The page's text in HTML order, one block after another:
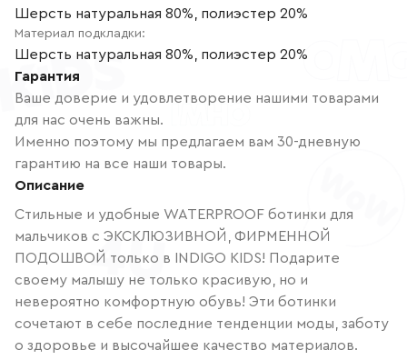
Шерсть натуральная 80%, полиэстер 20%
Материал подкладки:
Шерсть натуральная 80%, полиэстер 20%
Гарантия
Ваше доверие и удовлетворение нашими товарами
для нас очень важны.
Именно поэтому мы предлагаем вам 30-дневную
гарантию на все наши товары.
Описание
Стильные и удобные WATERPROOF ботинки для
мальчиков с ЭКСКЛЮЗИВНОЙ, ФИРМЕННОЙ
ПОДОШВОЙ только в INDIGO KIDS! Подарите
своему малышу не только красивую, но и
невероятно комфортную обувь! Эти ботинки
сочетают в себе последние тенденции моды, заботу
о здоровье и высочайшее качество материалов.